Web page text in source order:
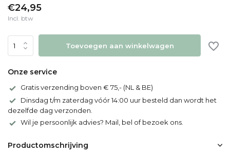
€24,95
Incl. btw
Toevoegen aan winkelwagen
Onze service
Gratis verzending boven € 75,- (NL & BE)
Dinsdag t/m zaterdag vóór 14:00 uur besteld dan wordt het
dezelfde dag verzonden.
Wil je persoonlijk advies? Mail, bel of bezoek ons.
Productomschrijving